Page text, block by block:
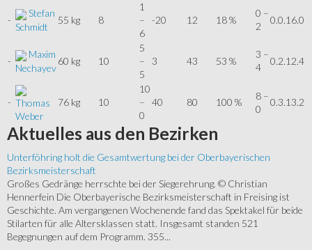
-
Stefan
Schmidt
55 kg 8
1
–
6
-20 12 18 %
0 –
2
0.0.16.0
-
Maxim
Nechayev
60 kg 10
5
–
5
3 43 53 %
3 –
4
0.2.12.4
- Thomas
Weber
76 kg 10
10
–
0
40 80 100 %
8 –
0
0.3.13.2
Aktuelles aus den Bezirken
Unterföhring holt die Gesamtwertung bei der Oberbayerischen
Bezirksmeisterschaft
Großes Gedränge herrschte bei der Siegerehrung. © Christian
Hennerfein Die Oberbayerische Bezirksmeisterschaft in Freising ist
Geschichte. Am vergangenen Wochenende fand das Spektakel für beide
Stilarten für alle Altersklassen statt. Insgesamt standen 521
Begegnungen auf dem Programm. 355...